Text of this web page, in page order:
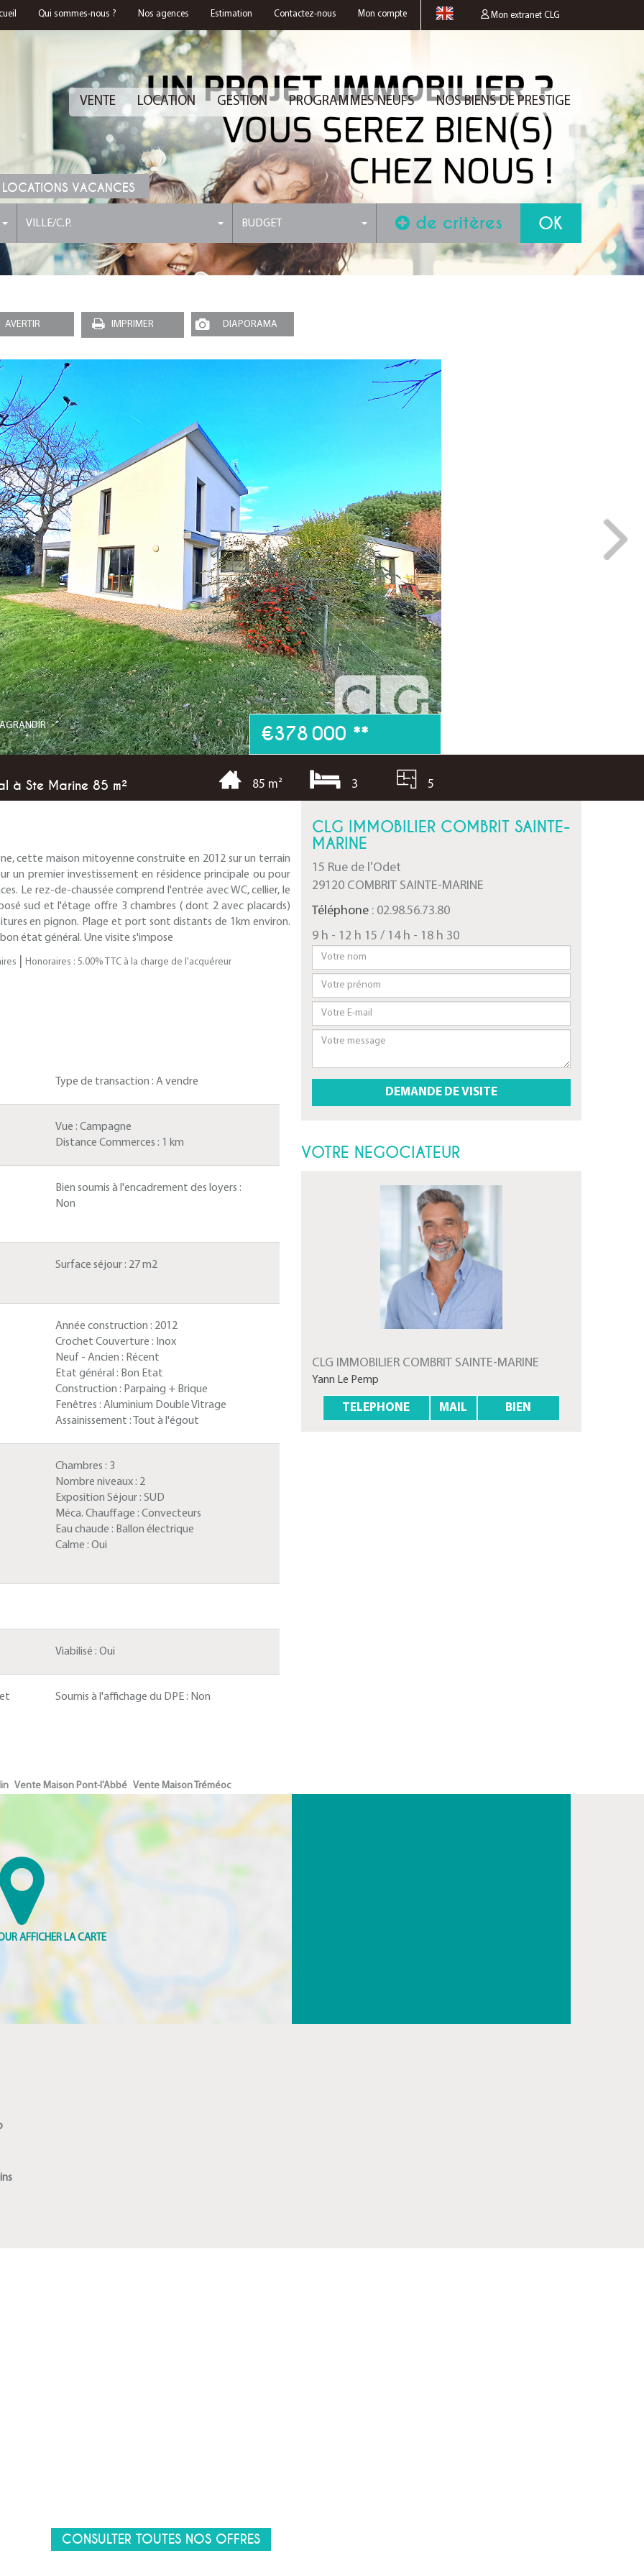
Mon extranet CLG
Qui sommes-nous ? Nos agences Estimation Contactez-nous Mon compte
VENTE LOCATION GESTION PROGRAMMES NEUFS NOS BIENS DE PRESTIGE
VACANCES
VILLE/C.P. BUDGET de critères
AVERTIR IMPRIMER DIAPORAMA
€378 000 **
à Ste Marine 85 m² 85 m² 3 5
cette maison mitoyenne construite en 2012 sur un terrain
un premier investissement en résidence principale ou pour
Le rez-de-chaussée comprend l'entrée avec WC, cellier, le
sud et l'étage offre 3 chambres ( dont 2 avec placards)
en pignon. Plage et port sont distants de 1km environ.
état général. Une visite s'impose
Honoraires : 5.00% TTC à la charge de l'acquéreur
Type de transaction : A vendre
Vue : Campagne
Distance Commerces : 1 km
Bien soumis à l'encadrement des loyers :
Non
Surface séjour : 27 m2
Année construction : 2012
Crochet Couverture : Inox
Neuf - Ancien : Récent
Etat général : Bon Etat
Construction : Parpaing + Brique
Fenêtres : Aluminium Double Vitrage
Assainissement :
Tout à l'égout
Chambres : 3
Nombre niveaux : 2
Exposition Séjour : SUD
Méca. Chauffage : Convecteurs
Eau chaude : Ballon électrique
Calme : Oui
Viabilisé : Oui
Soumis à l'affichage du DPE : Non
CLG IMMOBILIER COMBRIT SAINTE-
MARINE
15 Rue de l'Odet
29120 COMBRIT SAINTE-MARINE
Téléphone : 02.98.56.73.80
9 h - 12 h 15 / 14 h - 18 h 30
VOTRE NEGOCIATEUR
CLG IMMOBILIER COMBRIT SAINTE-MARINE
Yann Le Pemp
TELEPHONE MAIL BIEN
Vente Maison Pont-l'Abbé Vente Maison Tréméoc
CONSULTER TOUTES NOS OFFRES